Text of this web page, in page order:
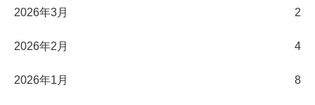
2026年3月 2
2026年2月 4
2026年1月 8